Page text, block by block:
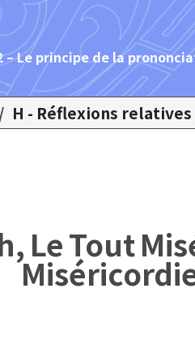
– Le principe de la
/
Le Tout